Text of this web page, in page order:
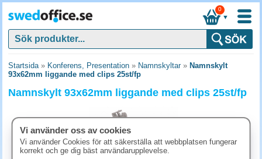
▼
0
Startsida» Konferens, Presentation » Namnskyltar» Namnskylt
93x62mm liggande med clips 25st/fp
Namnskylt 93x62mm liggande med clips 25st/fp
Vi använder oss av cookies
Vi använder Cookies för att säkerställa att webbplatsen fungerar
korrekt och ge dig bäst användarupplevelse.